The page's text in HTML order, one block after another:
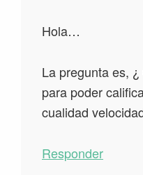
Hola…
La pregunta es,
para poder
cualidad
Responder